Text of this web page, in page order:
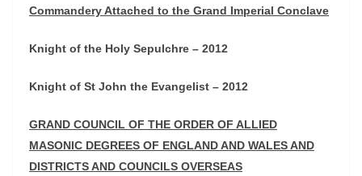
Commandery Attached to the Grand Imperial Conclave
Knight of the Holy Sepulchre – 2012
Knight of St John the Evangelist – 2012
GRAND COUNCIL OF THE ORDER OF ALLIED
MASONIC DEGREES OF ENGLAND AND WALES AND
DISTRICTS AND COUNCILS OVERSEAS